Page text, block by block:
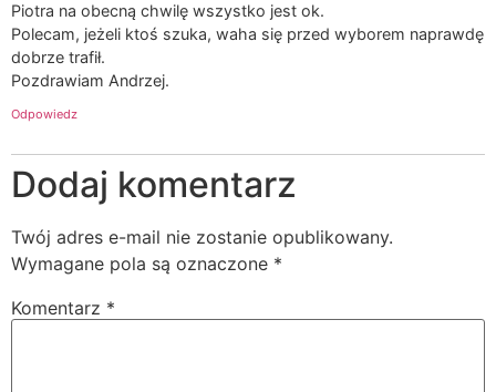
Piotra na obecną chwilę wszystko jest ok.
Polecam, jeżeli ktoś szuka, waha się przed wyborem naprawdę
dobrze trafił.
Pozdrawiam Andrzej.
Odpowiedz
Dodaj komentarz
Twój adres e-mail nie zostanie opublikowany.
Wymagane pola są oznaczone *
Komentarz *